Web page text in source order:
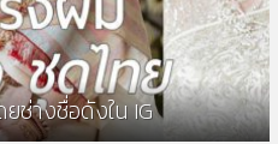
ช่างชื่อดังใน IG